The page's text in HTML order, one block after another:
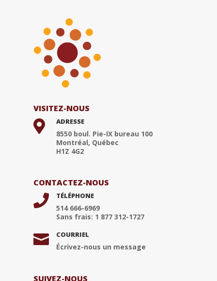
VISITEZ-NOUS
 ADRESSE
8550 boul. Pie-IX bureau 100
Montréal, Québec
H1Z 4G2
CONTACTEZ-NOUS
 TÉLÉPHONE
514 666-6969
Sans frais: 1 877 312-1727
 COURRIEL
Écrivez-nous un message
SUIVEZ-NOUS